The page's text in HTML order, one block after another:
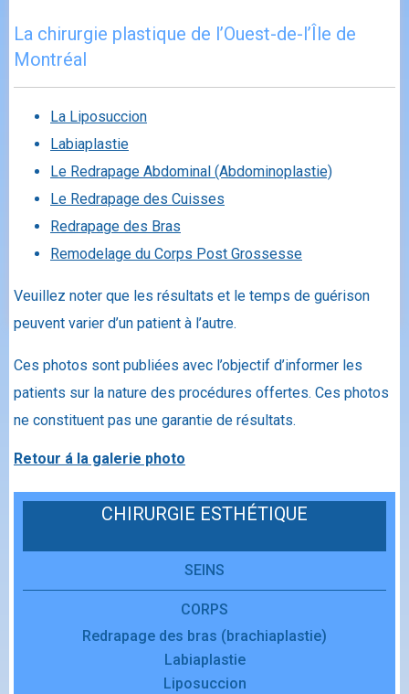
La chirurgie plastique de l’Ouest-de-l’Île de
Montréal
La Liposuccion
Labiaplastie
Le Redrapage Abdominal (Abdominoplastie)
Le Redrapage des Cuisses
Redrapage des Bras
Remodelage du Corps Post Grossesse
Veuillez noter que les résultats et le temps de guérison
peuvent varier d’un patient à l’autre.
Ces photos sont publiées avec l’objectif d’informer les
patients sur la nature des procédures offertes. Ces photos
ne constituent pas une garantie de résultats.
Retour á la galerie photo
CHIRURGIE ESTHÉTIQUE
SEINS
CORPS
Redrapage des bras (brachiaplastie)
Labiaplastie
Liposuccion